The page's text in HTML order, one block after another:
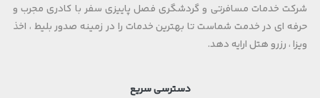
شرکت خدمات مسافرتی و گردشگری فصل پاییزی سفر با کادری مجرب و
حرفه ای در خدمت شماست تا بهترین خدمات را در زمینه صدور بلیط ، اخذ
ویزا ، رزرو هتل ارایه دهد.
دسترسی سریع